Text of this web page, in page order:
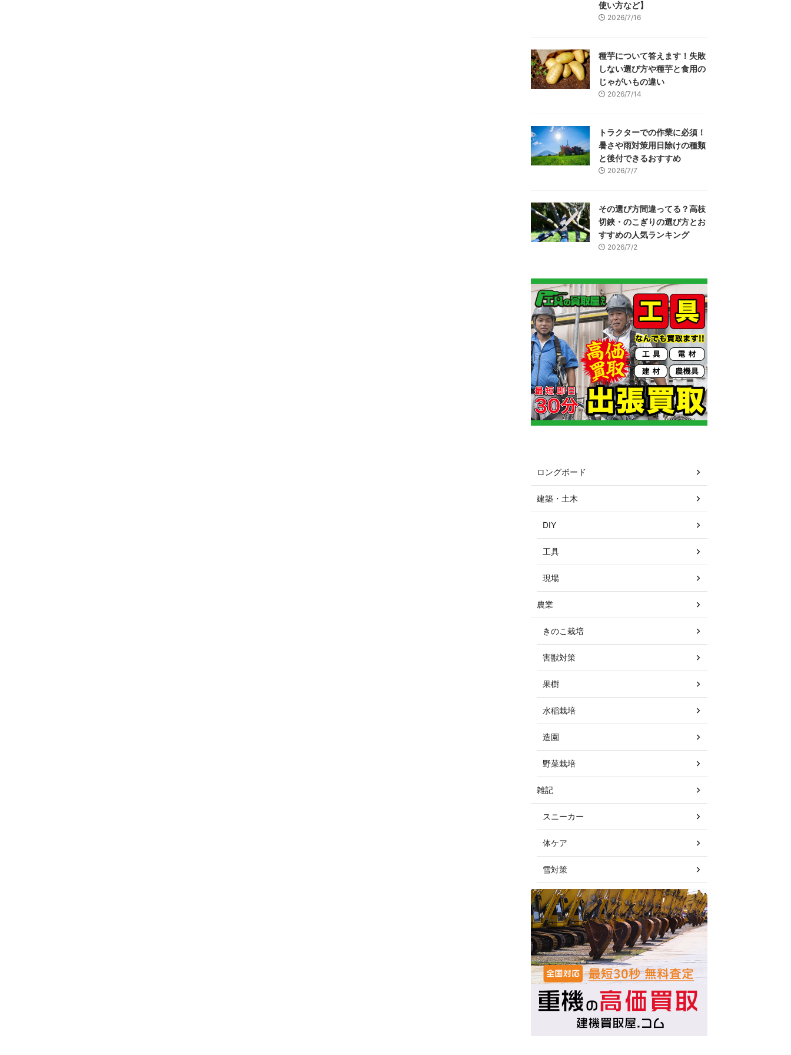
使い方など】
2026/7/16
種芋について答えます！失敗
しない選び方や種芋と食用の
じゃがいもの違い
2026/7/14
トラクターでの作業に必須！
暑さや雨対策用日除けの種類
と後付できるおすすめ
2026/7/7
その選び方間違ってる？高枝
切鋏・のこぎりの選び方とお
すすめの人気ランキング
2026/7/2
ロングボード
建築・土木
DIY
工具
現場
農業
きのこ栽培
害獣対策
果樹
水稲栽培
造園
野菜栽培
雑記
スニーカー
体ケア
雪対策